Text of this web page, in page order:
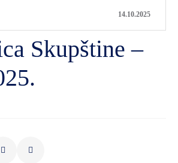
14.10.2025
Skupštine –